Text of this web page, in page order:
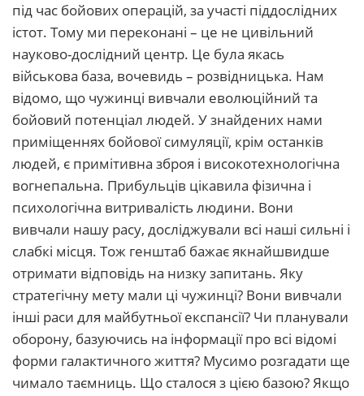
під час бойових операцій, за участі піддослідних
істот. Тому ми переконані – це не цивільний
науково-дослідний центр. Це була якась
військова база, вочевидь – розвідницька. Нам
відомо, що чужинці вивчали еволюційний та
бойовий потенціал людей. У знайдених нами
приміщеннях бойової симуляції, крім останків
людей, є примітивна зброя і високотехнологічна
вогнепальна. Прибульців цікавила фізична і
психологічна витривалість людини. Вони
вивчали нашу расу, досліджували всі наші сильні і
слабкі місця. Тож генштаб бажає якнайшвидше
отримати відповідь на низку запитань. Яку
стратегічну мету мали ці чужинці? Вони вивчали
інші раси для майбутньої експансії? Чи планували
оборону, базуючись на інформації про всі відомі
форми галактичного життя? Мусимо розгадати ще
чимало таємниць. Що сталося з цією базою? Якщо